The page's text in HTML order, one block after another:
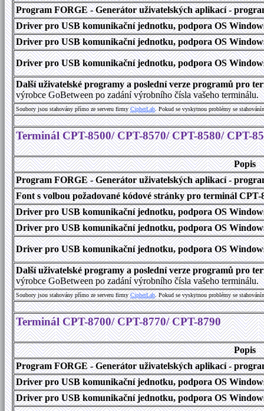
Program FORGE - Generátor uživatelských aplikací -
Driver pro USB komunikační jednotku, podpora OS
Driver pro USB komunikační jednotku, podpora OS
Driver pro USB komunikační jednotku, podpora OS
Další uživatelské programy a poslední verze programů pro
výrobce GoBetween po zadání výrobního čísla vašeho terminálu.
Soubory jsou stahovány přímo ze serveru firmyCipherLab. Pokud se vyskytnou problémy se
Terminál CPT-8500/ CPT-8570/ CPT-8580/ CPT-
Popis
Program FORGE - Generátor uživatelských aplikací -
Font s volbou požadované kódové stránky pro terminál
Driver pro USB komunikační jednotku, podpora OS
Driver pro USB komunikační jednotku, podpora OS
Driver pro USB komunikační jednotku, podpora OS
Další uživatelské programy a poslední verze programů pro
výrobce GoBetween po zadání výrobního čísla vašeho terminálu.
Soubory jsou stahovány přímo ze serveru firmyCipherLab. Pokud se vyskytnou problémy se
Terminál CPT-8700/ CPT-8770/ CPT-8790
Popis
Program FORGE - Generátor uživatelských aplikací -
Driver pro USB komunikační jednotku, podpora OS
Driver pro USB komunikační jednotku, podpora OS